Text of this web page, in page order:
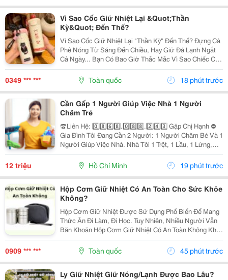
Vì Sao Cốc Giữ Nhiệt Lại &Quot;Thần
Kỳ&Quot; Đến Thế?
Vì Sao Cốc Giữ Nhiệt Lại "Thần Kỳ" Đến Thế? Đựng Cà
Phê Nóng Từ Sáng Đến Chiều, Hay Giữ Đá Lạnh Ngắt
Cả Ngày... Bạn Có Bao Giờ Thắc Mắc Vì Sao Chiếc Cốc
Nhỏ Gọn Này Lại Giữ Nhiệt Siêu Đỉnh Suốt Nhiều Giờ
Liền? Thực Ra, Cốc Giữ Nhiệt Không Tự Tạo...
0349 *** *** Toàn quốc 18 phút trước
Cần Gấp 1 Người Giúp Việc Nhà 1 Người
Chăm Trẻ
☎️Liên Hệ: 0️⃣8️⃣6️⃣8️⃣.0️⃣8️⃣8️⃣.2️⃣4️⃣3️⃣ Gặp Chị Hạnh ⛔
Gia Đình Tôi Đang Cần 2 Người: 1 Người Chăm Bé Và 1
Người Giúp Việc Nhà. Nhà Tôi 1 Trệt, 1 Lầu, 1 Lửng,
Nhà Có 2 Vợ Chồng Và 2 Con. 1 Đứa Hơn 6 Tháng 1
Đứa 5 Tuổi Đã Đi Học Chiều Tối Mới Về....
12 triệu Hồ Chí Minh 19 phút trước
Hộp Cơm Giữ Nhiệt Có An Toàn Cho Sức Khỏe
Không?
Hộp Cơm Giữ Nhiệt Được Sử Dụng Phổ Biến Để Mang
Thức Ăn Đi Làm, Đi Học. Tuy Nhiên, Nhiều Người Vẫn
Băn Khoăn Hộp Cơm Giữ Nhiệt Có An Toàn Không Khi
Dùng Thường Xuyên. Cùng Tìm Hiểu Những Yếu Tố
Cần Lưu Ý Trước Khi Lựa Chọn Nhé! 1. Độ An Toàn
0909 *** *** Toàn quốc 45 phút trước
Ly Giữ Nhiệt Giữ Nóng/Lạnh Được Bao Lâu?